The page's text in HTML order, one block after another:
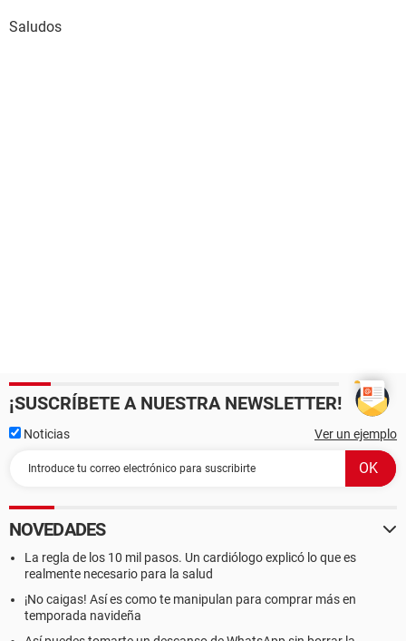
Saludos
¡SUSCRÍBETE A NUESTRA NEWSLETTER!
Noticias Ver un ejemplo
NOVEDADES
La regla de los 10 mil pasos. Un cardiólogo explicó lo que es
realmente necesario para la salud
¡No caigas! Así es como te manipulan para comprar más en
temporada navideña